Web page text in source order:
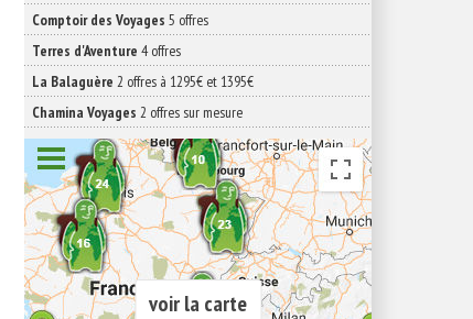
Comptoir des Voyages 5 offres
Terres d'Aventure 4 offres
La Balaguère 2 offres à 1295€ et 1395€
Chamina Voyages 2 offres sur mesure
voir la carte